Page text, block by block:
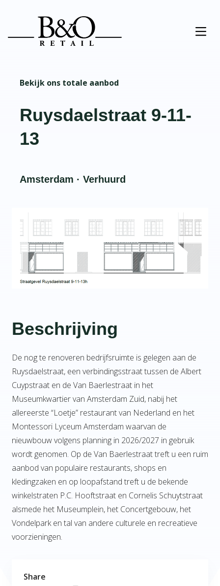
Bekijk ons totale aanbod
Ruysdaelstraat 9-11-
13
Amsterdam · Verhuurd
Beschrijving
De nog te renoveren bedrijfsruimte is gelegen aan de
Ruysdaelstraat, een verbindingsstraat tussen de Albert
Cuypstraat en de Van Baerlestraat in het
Museumkwartier van Amsterdam Zuid, nabij het
allereerste “Loetje” restaurant van Nederland en het
Montessori Lyceum Amsterdam waarvan de
nieuwbouw volgens planning in 2026/2027 in gebruik
wordt genomen. Op de Van Baerlestraat treft u een ruim
aanbod van populaire restaurants, shops en
kledingzaken en op loopafstand treft u de bekende
winkelstraten P.C. Hooftstraat en Cornelis Schuytstraat
alsmede het Museumplein, het Concertgebouw, het
Vondelpark en tal van andere culturele en recreatieve
voorzieningen.
Share